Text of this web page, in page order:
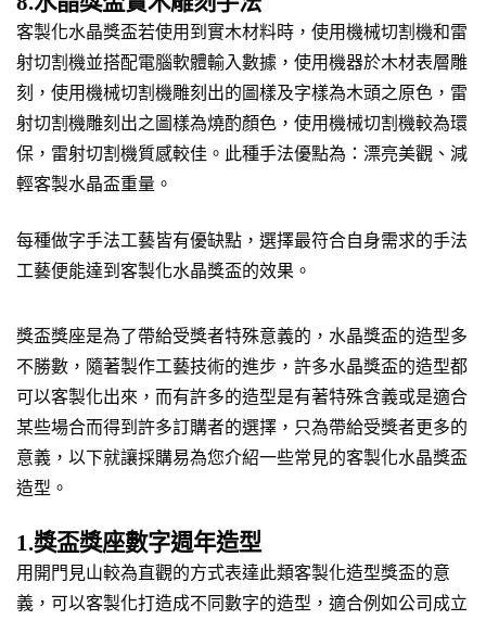
客製化水晶獎盃若使用到實木材料時，使用機械切割機和雷
射切割機並搭配電腦軟體輸入數據，使用機器於木材表層雕
刻，使用機械切割機雕刻出的圖樣及字樣為木頭之原色，雷
射切割機雕刻出之圖樣為燒酌顏色，使用機械切割機較為環
保，雷射切割機質感較佳。此種手法優點為：漂亮美觀、減
輕客製水晶盃重量。
每種做字手法工藝皆有優缺點，選擇最符合自身需求的手法
工藝便能達到客製化水晶獎盃的效果。
獎盃獎座是為了帶給受獎者特殊意義的，水晶獎盃的造型多
不勝數，隨著製作工藝技術的進步，許多水晶獎盃的造型都
可以客製化出來，而有許多的造型是有著特殊含義或是適合
某些場合而得到許多訂購者的選擇，只為帶給受獎者更多的
意義，以下就讓採購易為您介紹一些常見的客製化水晶獎盃
造型。
1.獎盃獎座數字週年造型
用開門見山較為直觀的方式表達此類客製化造型獎盃的意
義，可以客製化打造成不同數字的造型，適合例如公司成立